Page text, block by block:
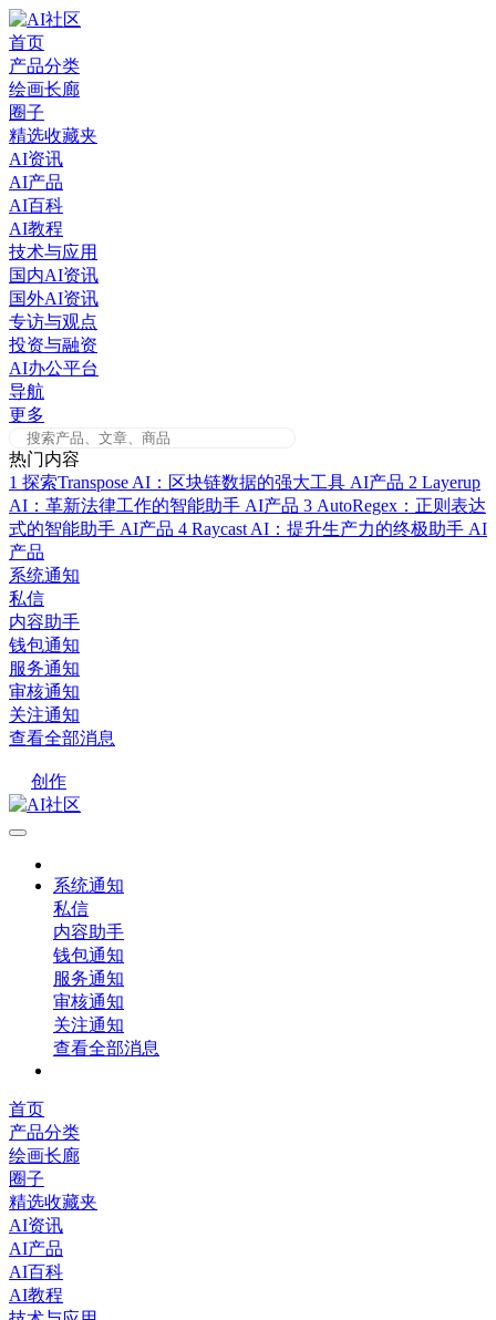
Skip
to
content
首页
产品分类
绘画长廊
圈子
精选收藏夹
AI资讯
AI产品
AI百科
AI教程
技术与应用
国内AI资讯
国外AI资讯
专访与观点
投资与融资
AI办公平台
导航
更多
热门内容
1 探索Transpose AI：区块链数据的强大工具 AI产品 2 Layerup
AI：革新法律工作的智能助手 AI产品 3 AutoRegex：正则表达
式的智能助手 AI产品 4 Raycast AI：提升生产力的终极助手 AI
产品
系统通知
私信
内容助手
钱包通知
服务通知
审核通知
关注通知
查看全部消息
创作
系统通知
私信
内容助手
钱包通知
服务通知
审核通知
关注通知
查看全部消息
首页
产品分类
绘画长廊
圈子
精选收藏夹
AI资讯
AI产品
AI百科
AI教程